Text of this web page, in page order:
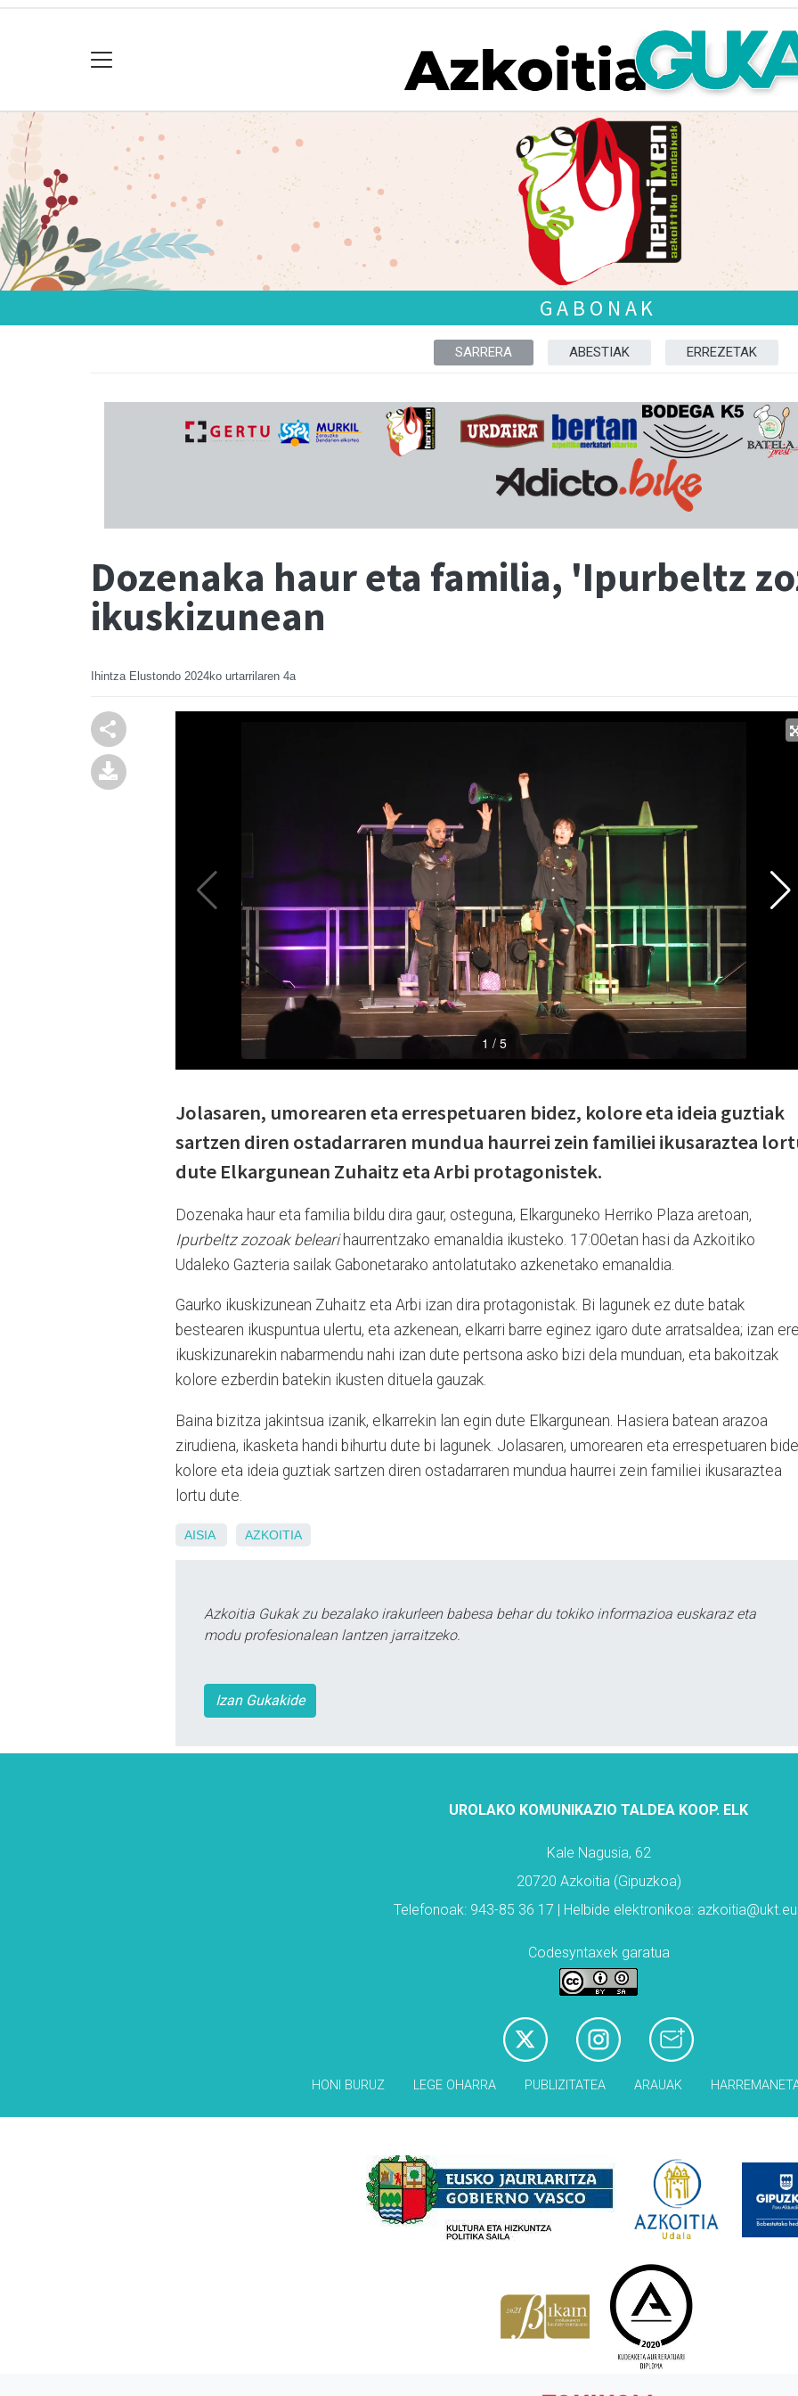
GABONAK
SARRERA ABESTIAK ERREZETAK
Dozenaka haur eta familia, 'Ipurbeltz
ikuskizunean
Ihintza Elustondo 2024ko urtarrilaren 4a
Jolasaren, umorearen eta errespetuaren bidez, kolore eta ideia guztiak
sartzen diren ostadarraren mundua haurrei zein familiei ikusaraztea
dute Elkargunean Zuhaitz eta Arbi protagonistek.
Dozenaka haur eta familia bildu dira gaur, osteguna, Elkarguneko Herriko Plaza aretoan,
Ipurbeltz zozoak belearihaurrentzako emanaldia ikusteko. 17:00etan hasi da Azkoitiko
Udaleko Gazteria sailak Gabonetarako antolatutako azkenetako emanaldia.
Gaurko ikuskizunean Zuhaitz eta Arbi izan dira protagonistak. Bi lagunek ez dute batak
bestearen ikuspuntua ulertu, eta azkenean, elkarri barre eginez igaro dute arratsaldea; izan
ikuskizunarekin nabarmendu nahi izan dute pertsona asko bizi dela munduan, eta bakoitzak
kolore ezberdin batekin ikusten dituela gauzak.
Baina bizitza jakintsua izanik, elkarrekin lan egin dute Elkargunean. Hasiera batean arazoa
zirudiena, ikasketa handi bihurtu dute bi lagunek. Jolasaren, umorearen eta errespetuaren
kolore eta ideia guztiak sartzen diren ostadarraren mundua haurrei zein familiei ikusaraztea
lortu dute.
AISIA AZKOITIA
Azkoitia Gukak zu bezalako irakurleen babesa behar du tokiko informazioa euskaraz eta
modu profesionalean lantzen jarraitzeko.
Izan Gukakide
UROLAKO KOMUNIKAZIO TALDEA KOOP. ELK
Kale Nagusia, 62
20720 Azkoitia (Gipuzkoa)
Telefonoak: 943-85 36 17 | Helbide elektronikoa:
Codesyntaxek garatua
HONI BURUZ LEGE OHARRA PUBLIZITATEA ARAUAK